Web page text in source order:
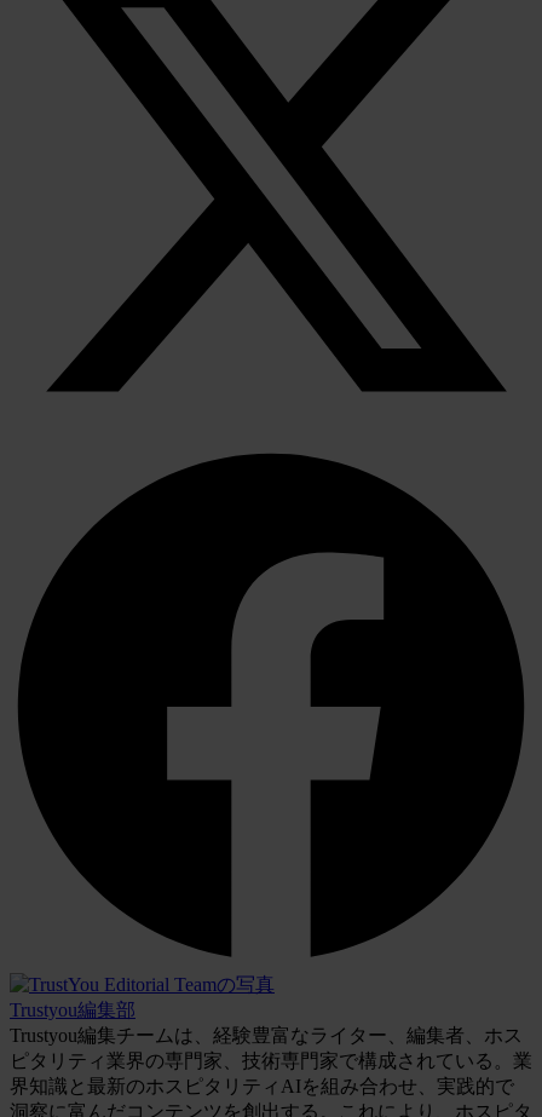
Trustyou編集部
Trustyou編集チームは、経験豊富なライター、編集者、ホス
ピタリティ業界の専門家、技術専門家で構成されている。業
界知識と最新のホスピタリティAIを組み合わせ、実践的で
洞察に富んだコンテンツを創出する。これにより、ホスピタ